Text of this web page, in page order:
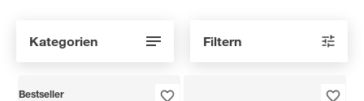
Kategorien Filtern
Bestseller